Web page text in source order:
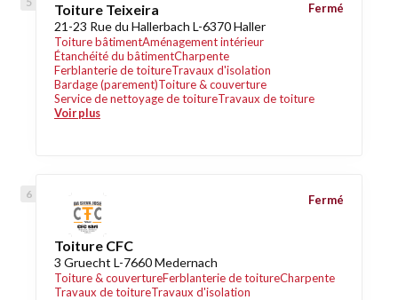
Toiture Teixeira
21-23 Rue du Hallerbach L-6370 Haller
Toiture bâtimentAménagement intérieur
Étanchéité du bâtimentCharpente
Ferblanterie de toitureTravaux d'isolation
Bardage (parement)Toiture & couverture
Service de nettoyage de toitureTravaux de toiture
Voir plus
Fermé
Toiture CFC
3 Gruecht L-7660 Medernach
Toiture & couvertureFerblanterie de toitureCharpente
Travaux de toitureTravaux d'isolation
Fermé